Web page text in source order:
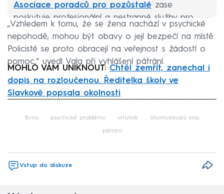
Asociace poradců pro pozůstalé zase
poskytuje profesionální a nestranné služby pro
truchlící. Další odkazy a kontakty na jednotlivé
poradny či krizová centra například ve větších
naleznete přehledně na webu
Sebevraždy .
„Vzhledem k tomu, že se žena nachází v psychické
nepohodě, mohou být obavy o její bezpečí na místě.
Policisté se proto obracejí na veřejnost s žádostí o
pomoc,“ uvedl Vala při vyhlášení pátrání.
MOHLO VÁM UNIKNOUT: Chtěl zemřít, zanechal i
dopis na rozloučenou. Ředitelka školy ve
Slavkově popsala okolnosti
Brno psychické problémy vrtulník Jihomoravský kraj
pátrání
Vstup do diskuze